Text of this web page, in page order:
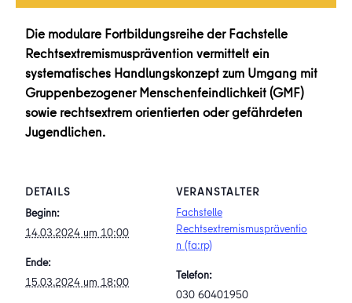
Die modulare Fortbildungsreihe der Fachstelle
Rechtsextremismusprävention vermittelt ein
systematisches Handlungskonzept zum Umgang mit
Gruppenbezogener Menschenfeindlichkeit (GMF)
sowie rechtsextrem orientierten oder gefährdeten
Jugendlichen.
DETAILS
Beginn:
14.03.2024 um 10:00
Ende:
15.03.2024 um 18:00
VERANSTALTER
Fachstelle
Rechtsextremismuspräventio
n (fa:rp)
Telefon:
030 60401950